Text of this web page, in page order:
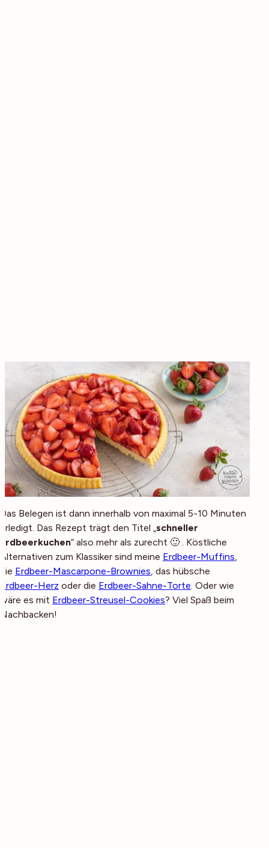
Das Belegen ist dann innerhalb von maximal 5-10 Minuten
erledigt. Das Rezept trägt den Titel „ schneller
Erdbeerkuchen“ also mehr als zurecht 🙂 . Köstliche
Alternativen zum Klassiker sind meine Erdbeer-Muffins
die Erdbeer-Mascarpone-Brownies , das hübsche
Erdbeer-Herz oder die Erdbeer-Sahne-Torte . Oder wie
wäre es mit Erdbeer-Streusel-Cookies? Viel Spaß beim
Nachbacken!